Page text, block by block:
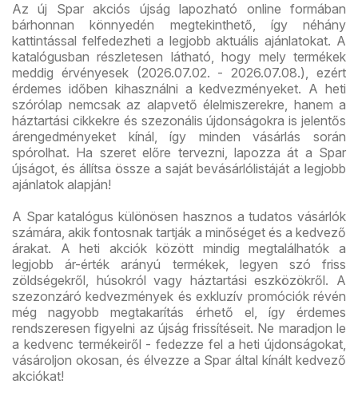
Az új Spar akciós újság lapozható online formában
bárhonnan könnyedén megtekinthető, így néhány
kattintással felfedezheti a legjobb aktuális ajánlatokat. A
katalógusban részletesen látható, hogy mely termékek
meddig érvényesek (2026.07.02. - 2026.07.08.), ezért
érdemes időben kihasználni a kedvezményeket. A heti
szórólap nemcsak az alapvető élelmiszerekre, hanem a
háztartási cikkekre és szezonális újdonságokra is jelentős
árengedményeket kínál, így minden vásárlás során
spórolhat. Ha szeret előre tervezni, lapozza át a Spar
újságot, és állítsa össze a saját bevásárlólistáját a legjobb
ajánlatok alapján!
A Spar katalógus különösen hasznos a tudatos vásárlók
számára, akik fontosnak tartják a minőséget és a kedvező
árakat. A heti akciók között mindig megtalálhatók a
legjobb ár-érték arányú termékek, legyen szó friss
zöldségekről, húsokról vagy háztartási eszközökről. A
szezonzáró kedvezmények és exkluzív promóciók révén
még nagyobb megtakarítás érhető el, így érdemes
rendszeresen figyelni az újság frissítéseit. Ne maradjon le
a kedvenc termékeiről - fedezze fel a heti újdonságokat,
vásároljon okosan, és élvezze a Spar által kínált kedvező
akciókat!